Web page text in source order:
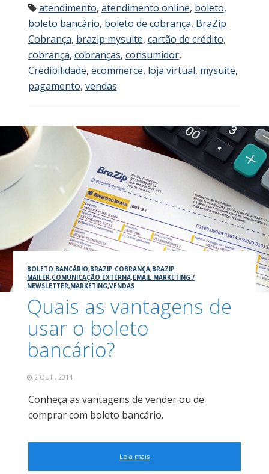
atendimento, atendimento online, boleto,
boleto bancário, boleto de cobrança, BraZip
Cobrança, brazip mysuite, cartão de crédito,
cobrança, cobranças, consumidor,
Credibilidade, ecommerce, loja virtual, mysuite,
pagamento, vendas
BOLETO BANCÁRIO,BRAZIP COBRANÇA,BRAZIP
MAILER,COMUNICAÇÃO EXTERNA,EMAIL MARKETING /
NEWSLETTER,MARKETING,VENDAS
Quais as vantagens de
usar o boleto
bancário?
2 OUT , 2014
Conheça as vantagens de vender ou de
comprar com boleto bancário.
Leia mais